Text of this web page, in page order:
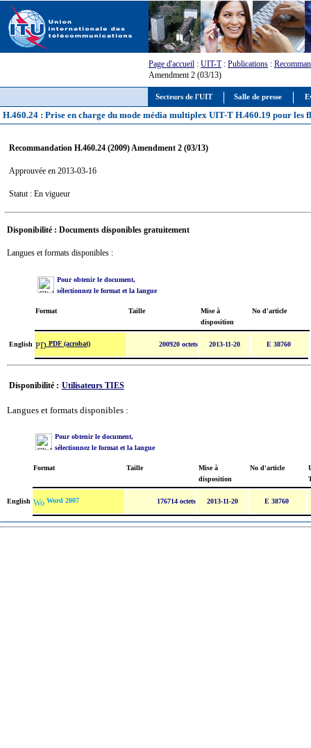
Secteurs de l'UIT Salle de presse
Page d'accueil : UIT-T: Publications :
Amendment 2 (03/13)
H.460.24 : Prise en charge du mode média multiplex UIT-T H.460.19 pour les
Recommandation H.460.24 (2009) Amendment 2 (03/13)
Approuvée en 2013-03-16
Statut : En vigueur
Disponibilité : Documents disponibles gratuitement
Langues et formats disponibles :
Pour obtenir le document,
sélectionnez le format et la langue
Format Taille
Mise à
disposition
No d'article
English PDF (acrobat) 200920 octets 2013-11-20 E 38760
Disponibilité : Utilisateurs TIES
Langues et formats disponibles :
Pour obtenir le document,
sélectionnez le format et la langue
Format Taille
Mise à
disposition
No d'article
English Word 2007 176714 octets 2013-11-20 E 38760